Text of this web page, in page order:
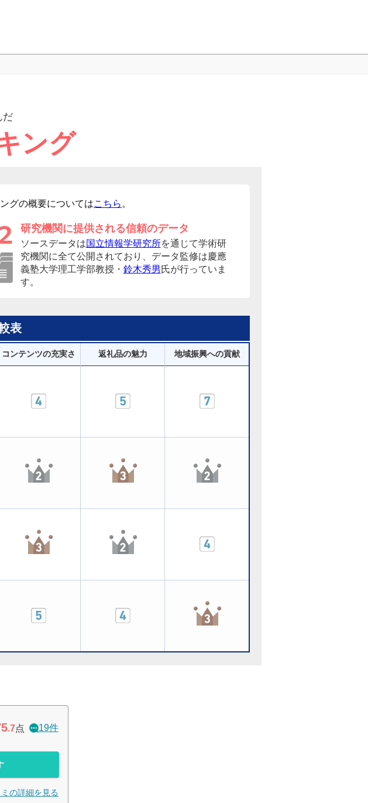
だ
ング
グの概要についてはこちら 。
研究機関に提供される信頼のデータ
ソースデータは国立情報学研究所を通じて学術研
究機関に全て公開されており、データ監修は慶應
義塾大学理工学部教授・ 鈴木秀男 氏が行っていま
す。
表
コンテンツの充実さ 返礼品の魅力 地域振興への貢献
.7点 19件
の詳細を見る